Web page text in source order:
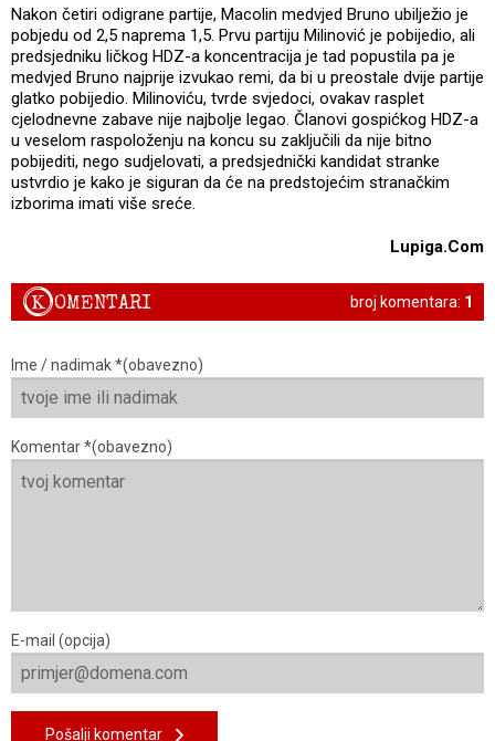
Nakon četiri odigrane partije, Macolin medvjed Bruno ubilježio je
pobjedu od 2,5 naprema 1,5. Prvu partiju Milinović je pobijedio, ali
predsjedniku ličkog HDZ-a koncentracija je tad popustila pa je
medvjed Bruno najprije izvukao remi, da bi u preostale dvije partije
glatko pobijedio. Milinoviću, tvrde svjedoci, ovakav rasplet
cjelodnevne zabave nije najbolje legao. Članovi gospićkog HDZ-a
u veselom raspoloženju na koncu su zaključili da nije bitno
pobijediti, nego sudjelovati, a predsjednički kandidat stranke
ustvrdio je kako je siguran da će na predstojećim stranačkim
izborima imati više sreće.
Lupiga.Com
broj komentara: 1
KOMENTARI
Ime / nadimak *(obavezno)
Komentar *(obavezno)
E-mail (opcija)
Pošalji komentar